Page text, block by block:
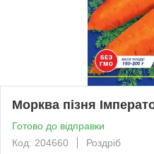
Морква пізня
Готово до відправки
Код: 204660
Роздріб